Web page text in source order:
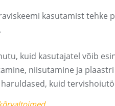
kasutamist
kuid kasutajatel võib
niisutamine ja
kuid